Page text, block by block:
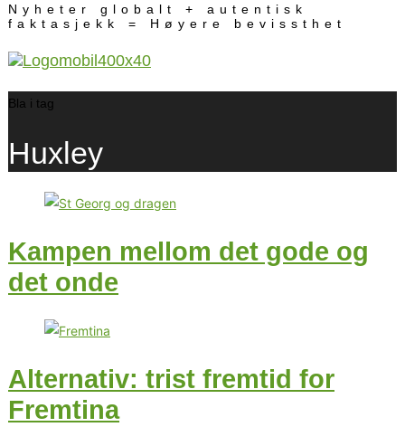
Nyheter globalt + autentisk
faktasjekk = Høyere bevissthet
Bla i tag
Huxley
Kampen mellom det gode og
det onde
Alternativ: trist fremtid for
Fremtina